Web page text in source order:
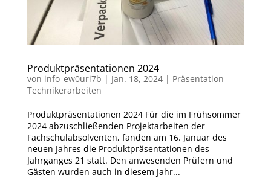
Produktpräsentationen 2024
von info_ew0uri7b | Jan. 18, 2024| Präsentation
Technikerarbeiten
Produktpräsentationen 2024 Für die im Frühsommer
2024 abzuschließenden Projektarbeiten der
Fachschulabsolventen, fanden am 16. Januar des
neuen Jahres die Produktpräsentationen des
Jahrganges 21 statt. Den anwesenden Prüfern und
Gästen wurden auch in diesem Jahr...